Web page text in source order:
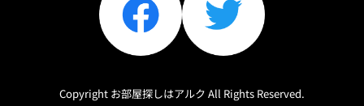
Copyright お部屋探しはアルク All Rights Reserved.